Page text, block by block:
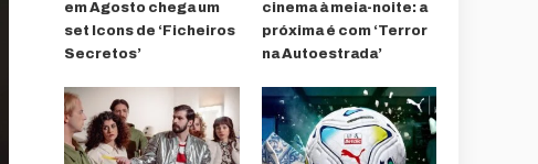
em Agosto chega um
set Icons de ‘Ficheiros
Secretos’
cinema à meia-noite: a
próxima é com ‘Terror
na Autoestrada’